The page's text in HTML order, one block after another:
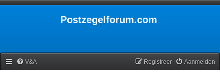
Postzegelforum.com
V&A Aanmelden
Registreer